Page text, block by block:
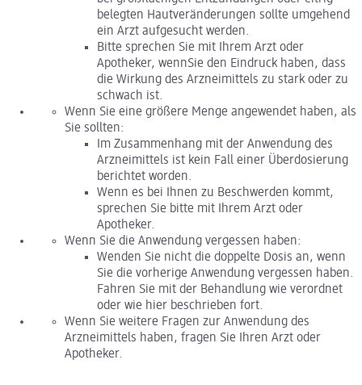
belegten Hautveränderungen sollte umgehend
ein Arzt aufgesucht werden.
Bitte sprechen Sie mit Ihrem Arzt oder
Apotheker, wennSie den Eindruck haben, dass
die Wirkung des Arzneimittels zu stark oder zu
schwach ist.
Wenn Sie eine größere Menge angewendet haben, als
Sie sollten:
Im Zusammenhang mit der Anwendung des
Arzneimittels ist kein Fall einer Überdosierung
berichtet worden.
Wenn es bei Ihnen zu Beschwerden kommt,
sprechen Sie bitte mit Ihrem Arzt oder
Apotheker.
Wenn Sie die Anwendung vergessen haben:
Wenden Sie nicht die doppelte Dosis an, wenn
Sie die vorherige Anwendung vergessen haben.
Fahren Sie mit der Behandlung wie verordnet
oder wie hier beschrieben fort.
Wenn Sie weitere Fragen zur Anwendung des
Arzneimittels haben, fragen Sie Ihren Arzt oder
Apotheker.